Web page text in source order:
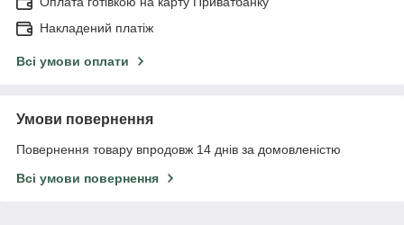
Накладений платіж
Всі умови оплати
Умови повернення
Повернення товару впродовж 14 днів за домовленістю
Всі умови повернення